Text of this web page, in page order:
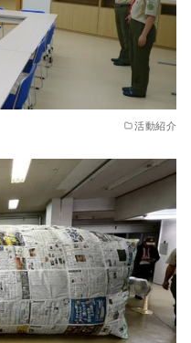
活動紹介